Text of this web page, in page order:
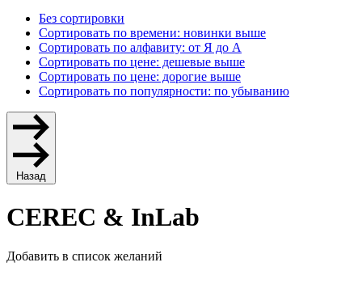
Без сортировки
Сортировать по времени: новинки выше
Сортировать по алфавиту: от Я до А
Сортировать по цене: дешевые выше
Сортировать по цене: дорогие выше
Сортировать по популярности: по убыванию
Назад
CEREC & InLab
Добавить в список желаний